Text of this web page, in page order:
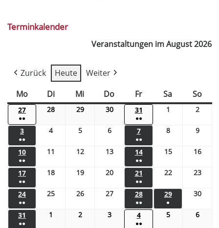
Terminkalender
Veranstaltungen im August 2026
Zurück Heute
Weiter
Mo
Di Mi Do Fr Sa So
27
●●
28 29 30 31
●●
1 2
3
●●
4 5 6 7
●●
8 9
10
●●
11 12 13 14
●●
15 16
17
●●
18 19 20 21
●●
22 23
24
●●
25 26 27 28
●●
29
●
30
31
●●
1 2 3 4
●●
5 6